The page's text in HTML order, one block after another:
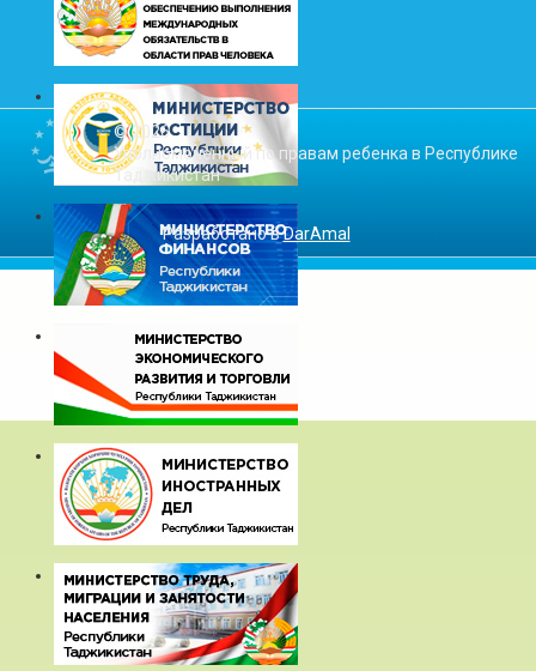
© 2026
Уполномоченный по правам ребенка в Республике
Таджикистан
Разработано вDarAmal